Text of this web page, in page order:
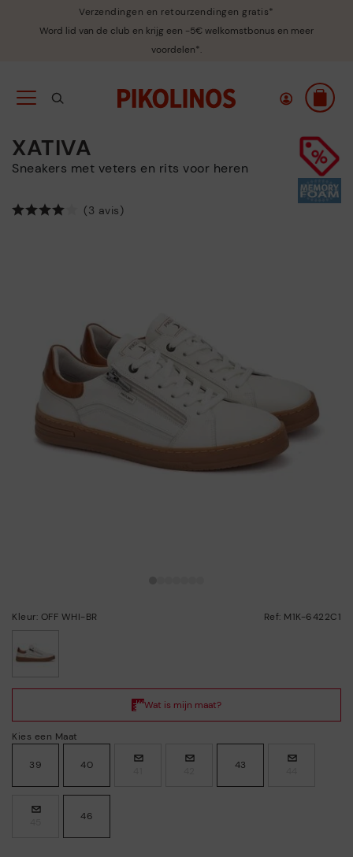
Verzendingen en retourzendingen gratis*
Word lid van de club en krijg een -5€ welkomstbonus en meer
voordelen*.
XATIVA
Sneakers met veters en rits voor heren
(3 avis)
Kleur: OFF WHI-BR Ref: M1K-6422C1
Kies een Maat
39 40 43
46